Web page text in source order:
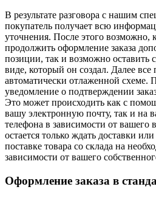
В результате разговора с нашим
покупатель получает всю
уточнения. После этого возможно,
продолжить оформление заказа
позиции, так и возможно оставить
виде, который он создал. Далее все
автоматически отлаженной схеме.
уведомление о подтверждении
Это может происходить как с
вашу электронную почту, так и на
телефона в зависимости от вашего
остается только ждать доставки
поставке товара со склада на
зависимости от вашего
Оформление заказа в